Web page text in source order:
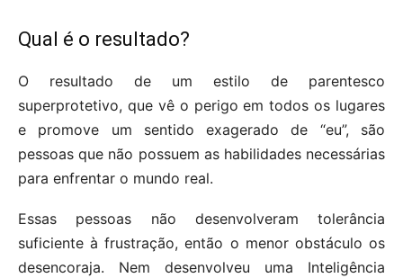
Qual é o resultado?
O resultado de um estilo de parentesco
superprotetivo, que vê o perigo em todos os lugares
e promove um sentido exagerado de “eu”, são
pessoas que não possuem as habilidades necessárias
para enfrentar o mundo real.
Essas pessoas não desenvolveram tolerância
suficiente à frustração, então o menor obstáculo os
desencoraja. Nem desenvolveu uma Inteligência